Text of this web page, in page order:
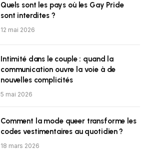
Quels sont les pays où les Gay Pride
sont interdites ?
12 mai 2026
Intimité dans le couple : quand la
communication ouvre la voie à de
nouvelles complicités
5 mai 2026
Comment la mode queer transforme les
codes vestimentaires au quotidien ?
18 mars 2026